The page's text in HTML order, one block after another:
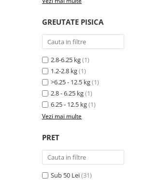
GREUTATE PISICA
2.8-6.25 kg(1)
1.2-2.8 kg(1)
>6.25 - 12.5 kg(1)
2.8 - 6.25 kg(1)
6.25 - 12.5 kg(1)
Vezi mai multe
PRET
Sub 50 Lei(31)